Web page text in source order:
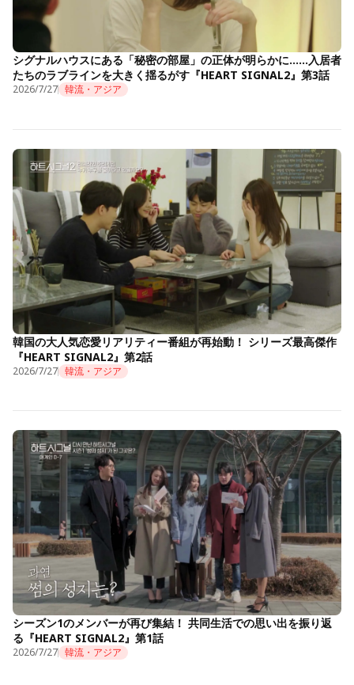
シグナルハウスにある「秘密の部屋」の正体が明らかに……入居者
たちのラブラインを大きく揺るがす『HEART SIGNAL2』第3話
2026/7/27 韓流・アジア
韓国の大人気恋愛リアリティー番組が再始動！ シリーズ最高傑作
『HEART SIGNAL2』第2話
2026/7/27 韓流・アジア
シーズン1のメンバーが再び集結！ 共同生活での思い出を振り返
る『HEART SIGNAL2』第1話
2026/7/27 韓流・アジア